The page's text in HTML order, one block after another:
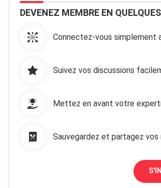
DEVENEZ MEMBRE EN
Connectez-vous simplement
Suivez vos discussions
Mettez en avant votre
Sauvegardez et partagez